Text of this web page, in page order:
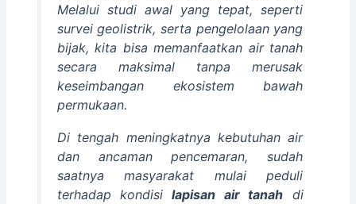
Melalui studi awal yang tepat, seperti
survei geolistrik, serta pengelolaan yang
bijak, kita bisa memanfaatkan air tanah
secara maksimal tanpa merusak
keseimbangan ekosistem bawah
permukaan.
Di tengah meningkatnya kebutuhan air
dan ancaman pencemaran, sudah
saatnya masyarakat mulai peduli
terhadap kondisilapisan air tanah di